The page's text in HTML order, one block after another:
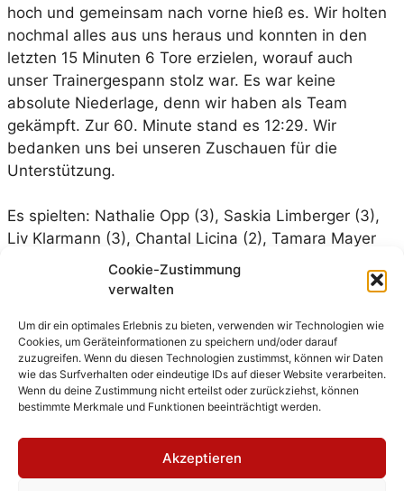
Cookie-Zustimmung
verwalten
Um dir ein optimales Erlebnis zu bieten, verwenden wir Technologien wie
Cookies, um Geräteinformationen zu speichern und/oder darauf
zuzugreifen. Wenn du diesen Technologien zustimmst, können wir Daten
wie das Surfverhalten oder eindeutige IDs auf dieser Website verarbeiten.
Wenn du deine Zustimmung nicht erteilst oder zurückziehst, können
bestimmte Merkmale und Funktionen beeinträchtigt werden.
Akzeptieren
hoch und gemeinsam nach vorne hieß es. Wir holten
nochmal alles aus uns heraus und konnten in den
letzten 15 Minuten 6 Tore erzielen, worauf auch
unser Trainergespann stolz war. Es war keine
absolute Niederlage, denn wir haben als Team
gekämpft. Zur 60. Minute stand es 12:29. Wir
bedanken uns bei unseren Zuschauen für die
Unterstützung.
Es spielten: Nathalie Opp (3), Saskia Limberger (3),
Liv Klarmann (3), Chantal Licina (2), Tamara Mayer
(1), Jessica Wallbaum, Maria Waldbaur, Eva Stalter,
Celine Sinibaldi, Selina Illinger, Lydia Hovestadt, Nina
Spielbericht
Erfolgreicher Auftakt des Torwart-Trainings